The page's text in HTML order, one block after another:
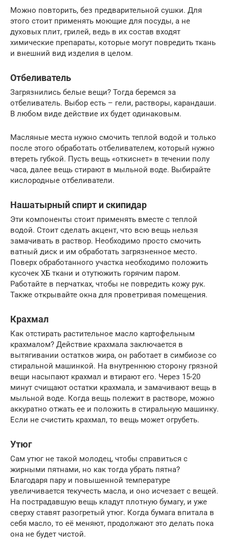
Можно повторить, без предварительной сушки. Для
этого стоит применять моющие для посуды, а не
духовых плит, грилей, ведь в их состав входят
химические препараты, которые могут повредить ткань
и внешний вид изделия в целом.
Отбеливатель
Загрязнились белые вещи? Тогда беремся за
отбеливатель. Выбор есть – гели, растворы, карандаши.
В любом виде действие их будет одинаковым.
Масляные места нужно смочить теплой водой и только
после этого обработать отбеливателем, который нужно
втереть губкой. Пусть вещь «откиснет» в течении полу
часа, далее вещь стирают в мыльной воде. Выбирайте
кислородные отбеливатели.
Нашатырный спирт и скипидар
Эти компоненты стоит применять вместе с теплой
водой. Стоит сделать акцент, что всю вещь нельзя
замачивать в раствор. Необходимо просто смочить
ватный диск и им обработать загрязненное место.
Поверх обработанного участка необходимо положить
кусочек ХБ ткани и отутюжить горячим паром.
Работайте в перчатках, чтобы не повредить кожу рук.
Также открывайте окна для проветривая помещения.
Крахмал
Как отстирать растительное масло картофельным
крахмалом? Действие крахмала заключается в
вытягивании остатков жира, он работает в симбиозе со
стиральной машинкой. На внутреннюю сторону грязной
вещи насыпают крахмал и втирают его. Через 15-20
минут счищают остатки крахмала, и замачивают вещь в
мыльной воде. Когда вещь полежит в растворе, можно
аккуратно отжать ее и положить в стиральную машинку.
Если не счистить крахмал, то вещь может огрубеть.
Утюг
Сам утюг не такой молодец, чтобы справиться с
жирными пятнами, но как тогда убрать пятна?
Благодаря пару и повышенной температуре
увеличивается текучесть масла, и оно исчезает с вещей.
На пострадавшую вещь кладут плотную бумагу, и уже
сверху ставят разогретый утюг. Когда бумага впитала в
себя масло, то её меняют, продолжают это делать пока
она не будет чистой.